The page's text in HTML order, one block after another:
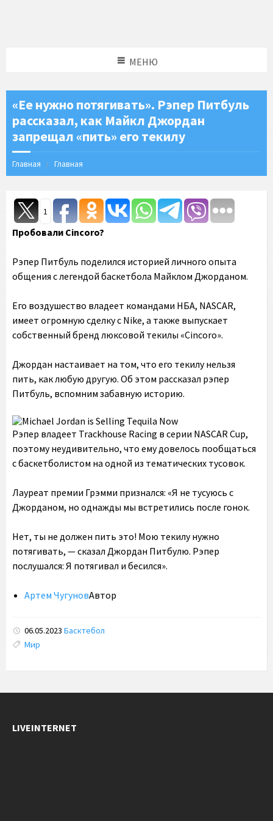
МЕНЮ
«Ее нужно потягивать». Рэпер Питбуль
рассказал, как Майкл Джордан
запрещал «пить» его текилу
Главная Главная
1
Пробовали Cincoro?
Рэпер Питбуль поделился историей личного опыта
общения с легендой баскетбола Майклом Джорданом.
Его воздушество владеет командами НБА, NASCAR,
имеет огромную сделку с Nike, а также выпускает
собственный бренд люксовой текилы «Cincoro».
Джордан настаивает на том, что его текилу нельзя
пить, как любую другую. Об этом рассказал рэпер
Питбуль, вспомним забавную историю.
Рэпер владеет Trackhouse Racing в серии NASCAR Cup,
поэтому неудивительно, что ему довелось пообщаться
с баскетболистом на одной из тематических тусовок.
Лауреат премии Грэмми признался: «Я не тусуюсь с
Джорданом, но однажды мы встретились после гонок.
Нет, ты не должен пить это! Мою текилу нужно
потягивать, — сказал Джордан Питбулю. Рэпер
послушался: Я потягивал и бесился».
Артем ЧугуновАвтор
06.05.2023 Басктебол
Tags:
Мир
LIVEINTERNET